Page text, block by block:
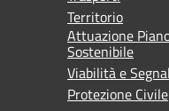
Territorio
Attuazione
Sostenibile
Viabilità e
Protezione Civile